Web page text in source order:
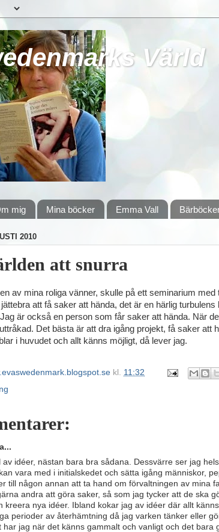
Värld
mig Mina böcker Emma Vall
2010
att snurra
av mina roliga vänner, skulle på ett seminarium med
att få saker att hända, det är en härlig
är också en person som får saker att hända. När
Det bästa är att dra igång projekt, få saker att
i huvudet och allt känns möjligt, då lever jag.
kl. 11:32
av idéer, nästan bara bra sådana. Dessvärre ser jag
vara med i initialskedet och sätta igång människor,
till någon annan att ta hand om förvaltningen av mina
andra att göra saker, så som jag tycker att de ska
kreera nya idéer. Ibland kokar jag av idéer där allt
perioder av återhämtning då jag varken tänker eller
har jag när det känns gammalt och vanligt och det bara